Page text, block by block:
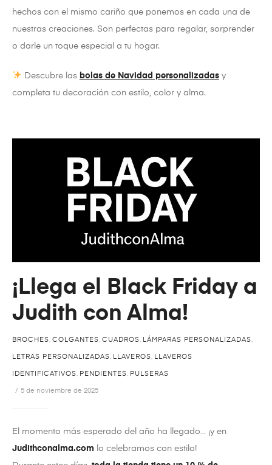
hechos con el mismo cariño que ponemos en cada una de
nuestras creaciones. Son perfectas para regalar, sorprender
o darle un toque especial a tu hogar.
Descubre las bolas de Navidad personalizadasy
completa tu decoración con estilo, color y alma.
¡Llega el Black Friday a
Judith con Alma!
BROCHES COLGANTES CUADROS LÁMPARAS PERSONALIZADAS
LETRAS PERSONALIZADAS LLAVEROS LLAVEROS
IDENTIFICATIVOS PENDIENTES PULSERAS
5 de noviembre de 2025
El momento más esperado del año ha llegado… ¡y en
Judithconalma.com lo celebramos con estilo!